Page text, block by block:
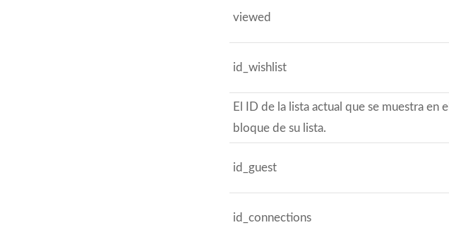
viewed
id_wishlist
El ID de la lista actual que se muestra en el
bloque de su lista.
id_guest
id_connections